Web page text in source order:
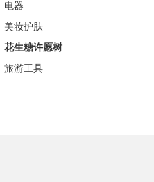
电器
美妆护肤
花生糖许愿树
旅游工具